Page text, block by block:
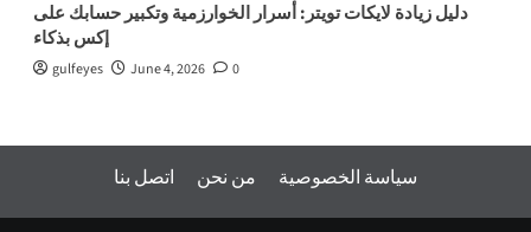
دليل زيادة لايكات تويتر: أسرار الخوارزمية وتكبير حسابك على
إكس بذكاء
gulfeyes June 4, 2026 0
اتصل بنا من نحن سياسة الخصوصية